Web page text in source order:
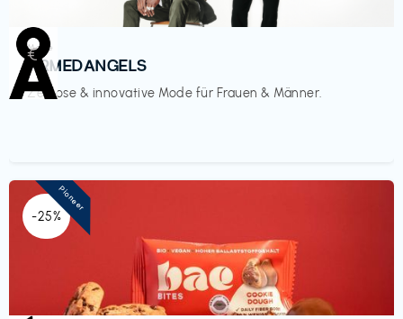
Mode
ARMEDANGELS
Zeitlose & innovative Mode für Frauen & Männer.
€‎
-25%
Pioneer